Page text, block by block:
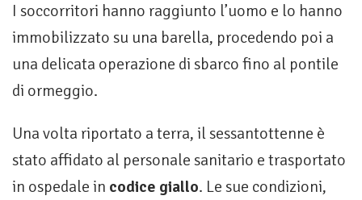
I soccorritori hanno raggiunto l’uomo e lo hanno
immobilizzato su una barella, procedendo poi a
una delicata operazione di sbarco fino al pontile
di ormeggio.
Una volta riportato a terra, il sessantottenne è
stato affidato al personale sanitario e trasportato
in ospedale in codice giallo. Le sue condizioni,